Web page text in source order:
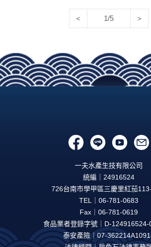
< 1/5 >
一夫水產生技有限公司
統編｜24916524
726台南市學甲區三慶里紅茄
TEL｜06-781-0683
Fax｜06-781-0619
食品業者登錄字號｜D-124916524-
泰安產險｜07-